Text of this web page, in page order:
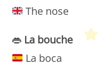
The nose
👄 La bouche
La boca